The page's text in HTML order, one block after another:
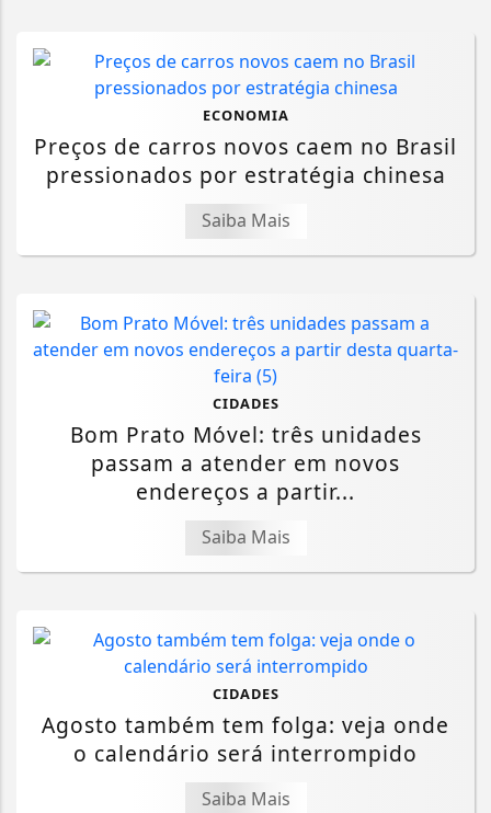
ECONOMIA
Preços de carros novos caem no Brasil
pressionados por estratégia chinesa
Saiba Mais
CIDADES
Bom Prato Móvel: três unidades
passam a atender em novos
endereços a partir...
Saiba Mais
CIDADES
Agosto também tem folga: veja onde
o calendário será interrompido
Saiba Mais